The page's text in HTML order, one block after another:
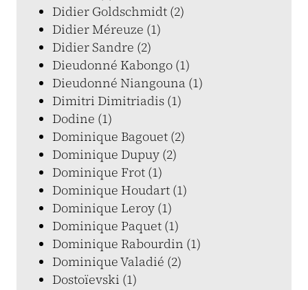
Didier Goldschmidt (2)
Didier Méreuze (1)
Didier Sandre (2)
Dieudonné Kabongo (1)
Dieudonné Niangouna (1)
Dimitri Dimitriadis (1)
Dodine (1)
Dominique Bagouet (2)
Dominique Dupuy (2)
Dominique Frot (1)
Dominique Houdart (1)
Dominique Leroy (1)
Dominique Paquet (1)
Dominique Rabourdin (1)
Dominique Valadié (2)
Dostoïevski (1)